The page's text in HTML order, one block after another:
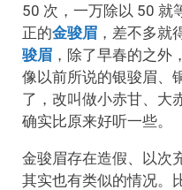
50 次，一万除以 50 就
正的金骏眉 ，差不多就
骏眉 ，除了早春的之外
像以前所说的银骏眉、
了，改叫做小赤甘、大
确实比原来好听一些。
金骏眉存在造假、以次
其实也有类似的情况。